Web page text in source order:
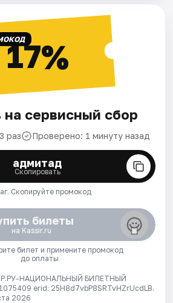
17%
на сервисный сбор
раз Проверено: 1 минуту назад
адмитад
Скопировать
Скопируйте промокод
билеты
на Kassir.ru
билет и примените промокод
до оплаты
НАЦИОНАЛЬНЫЙ БИЛЕТНЫЙ
erid: 25H8d7vbP8SRTvHZrUcdLB.
2026